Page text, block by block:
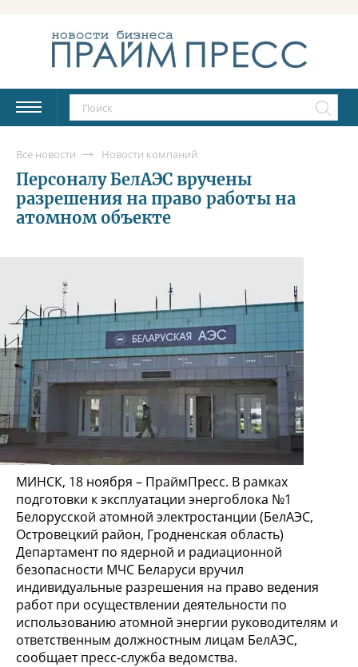
Все новости Новости компаний
Персоналу БелАЭС вручены
разрешения на право работы на
атомном объекте
МИНСК, 18 ноября – ПраймПресс. В рамках
подготовки к эксплуатации энергоблока №1
Белорусской атомной электростанции (БелАЭС,
Островецкий район, Гродненская область)
Департамент по ядерной и радиационной
безопасности МЧС Беларуси вручил
индивидуальные разрешения на право ведения
работ при осуществлении деятельности по
использованию атомной энергии руководителям и
ответственным должностным лицам БелАЭС,
сообщает пресс-служба ведомства.